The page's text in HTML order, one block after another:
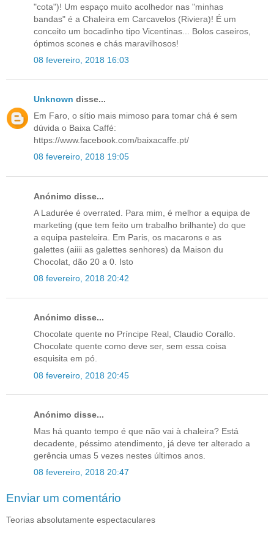
"cota")! Um espaço muito acolhedor nas "minhas
bandas" é a Chaleira em Carcavelos (Riviera)! É um
conceito um bocadinho tipo Vicentinas... Bolos caseiros,
óptimos scones e chás maravilhosos!
08 fevereiro, 2018 16:03
Unknown disse...
Em Faro, o sítio mais mimoso para tomar chá é sem
dúvida o Baixa Caffé:
https://www.facebook.com/baixacaffe.pt/
08 fevereiro, 2018 19:05
Anónimo disse...
A Ladurée é overrated. Para mim, é melhor a equipa de
marketing (que tem feito um trabalho brilhante) do que
a equipa pasteleira. Em Paris, os macarons e as
galettes (aiiii as galettes senhores) da Maison du
Chocolat, dão 20 a 0. Isto
08 fevereiro, 2018 20:42
Anónimo disse...
Chocolate quente no Príncipe Real, Claudio Corallo.
Chocolate quente como deve ser, sem essa coisa
esquisita em pó.
08 fevereiro, 2018 20:45
Anónimo disse...
Mas há quanto tempo é que não vai à chaleira? Está
decadente, péssimo atendimento, já deve ter alterado a
gerência umas 5 vezes nestes últimos anos.
08 fevereiro, 2018 20:47
Enviar um comentário
Teorias absolutamente espectaculares